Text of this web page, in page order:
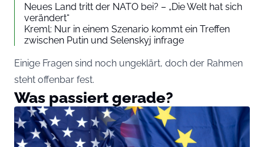
Neues Land tritt der NATO bei? – „Die Welt hat sich
verändert“
Kreml: Nur in einem Szenario kommt ein Treffen
zwischen Putin und Selenskyj infrage
Einige Fragen sind noch ungeklärt, doch der Rahmen
steht offenbar fest.
Was passiert gerade?